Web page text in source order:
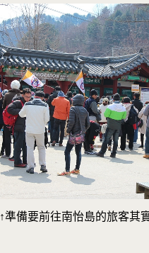
↑準備要前往南怡島的旅客其